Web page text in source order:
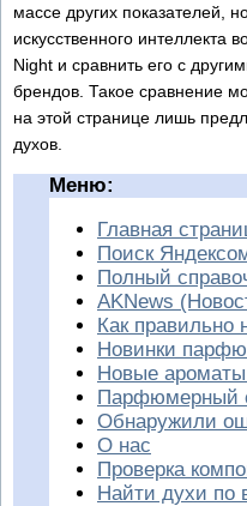
массе других показателей,
искусственного интеллекта
Night и сравнить его с
брендов. Такое сравнение
на этой странице лишь
духов.
Меню:
Главная
Поиск
Полный
AKNews
Как правильно
Новинки
Новые
Парфюмерный
Обнаружили
О нас
Проверка
Найти духи по